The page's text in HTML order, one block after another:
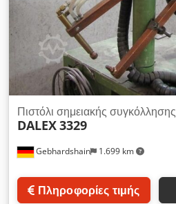
Gebhardshain 1.699 km
Πιστόλι σημειακής συγκόλλησης
DALEX3329
Πληροφορίες τιμής